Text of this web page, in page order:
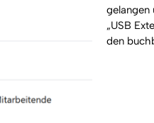
gelangen
„USB
den